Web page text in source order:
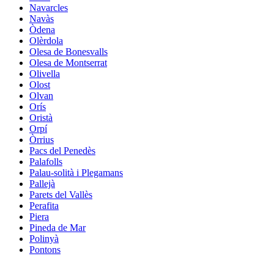
Navarcles
Navàs
Òdena
Olèrdola
Olesa de Bonesvalls
Olesa de Montserrat
Olivella
Olost
Olvan
Orís
Oristà
Orpí
Òrrius
Pacs del Penedès
Palafolls
Palau-solità i Plegamans
Pallejà
Parets del Vallès
Perafita
Piera
Pineda de Mar
Polinyà
Pontons